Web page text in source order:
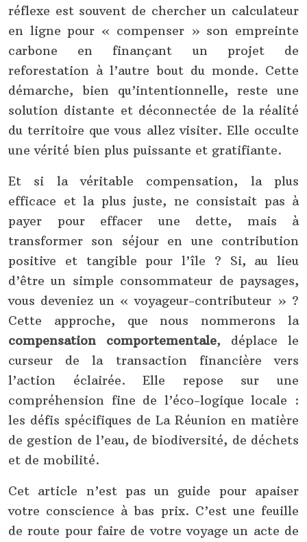
réflexe est souvent de chercher un calculateur
en ligne pour « compenser » son empreinte
carbone en finançant un projet de
reforestation à l’autre bout du monde. Cette
démarche, bien qu’intentionnelle, reste une
solution distante et déconnectée de la réalité
du territoire que vous allez visiter. Elle occulte
une vérité bien plus puissante et gratifiante.
Et si la véritable compensation, la plus
efficace et la plus juste, ne consistait pas à
payer pour effacer une dette, mais à
transformer son séjour en une contribution
positive et tangible pour l’île ? Si, au lieu
d’être un simple consommateur de paysages,
vous deveniez un « voyageur-contributeur » ?
Cette approche, que nous nommerons la
compensation comportementale, déplace le
curseur de la transaction financière vers
l’action éclairée. Elle repose sur une
compréhension fine de l’éco-logique locale :
les défis spécifiques de La Réunion en matière
de gestion de l’eau, de biodiversité, de déchets
et de mobilité.
Cet article n’est pas un guide pour apaiser
votre conscience à bas prix. C’est une feuille
de route pour faire de votre voyage un acte de